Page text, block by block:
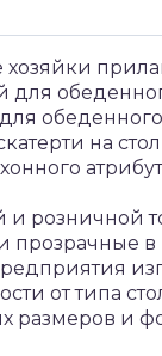
для
на
и розничной
прозрачные в
от типа
размеров и